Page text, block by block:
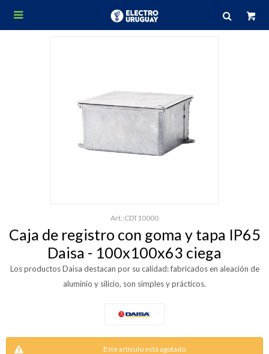

CDT10000
Caja de registro con goma y tapa IP65
Daisa - 100x100x63 ciega
Los productos Daisa destacan por su calidad: fabricados en aleación de
aluminio y silicio, son simples y prácticos.
Este artículo está agotado.